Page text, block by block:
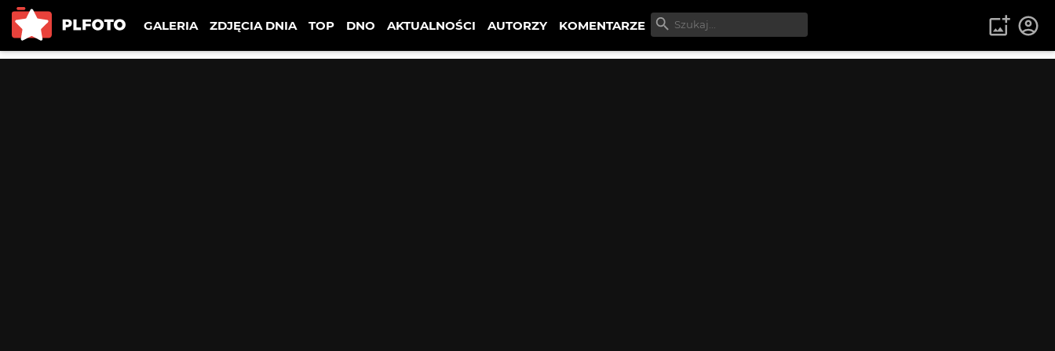
GALERIA ZDJĘCIA DNIA TOP DNO AKTUALNOŚCI AUTORZY KOMENTARZE